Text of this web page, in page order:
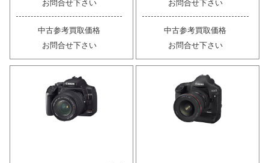
お問合せ下さい
中古参考買取価格
お問合せ下さい
お問合せ下さい
中古参考買取価格
お問合せ下さい